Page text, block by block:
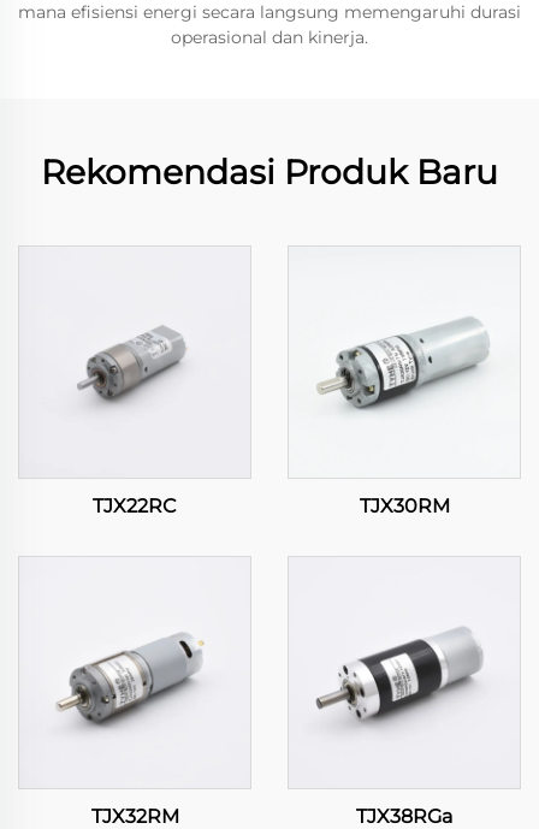
mana efisiensi energi secara langsung memengaruhi durasi
operasional dan kinerja.
Rekomendasi Produk Baru
TJX22RC TJX30RM
TJX32RM TJX38RGa